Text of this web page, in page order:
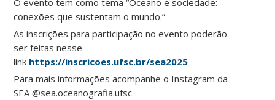
O evento tem como tema “Oceano e sociedade:
conexões que sustentam o mundo.”
As inscrições para participação no evento poderão
ser feitas nesse
link https://inscricoes.ufsc.br/sea2025
Para mais informações acompanhe o Instagram da
SEA @sea.oceanografia.ufsc